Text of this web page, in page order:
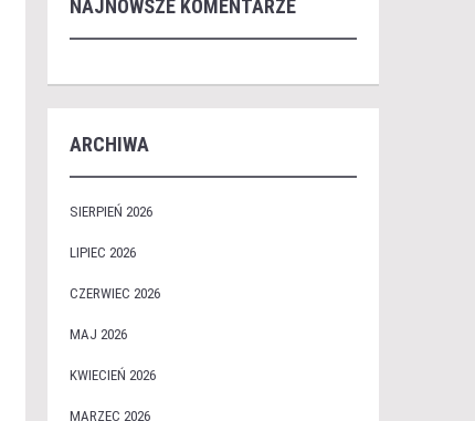
NAJNOWSZE KOMENTARZE
ARCHIWA
SIERPIEŃ 2026
LIPIEC 2026
CZERWIEC 2026
MAJ 2026
KWIECIEŃ 2026
MARZEC 2026